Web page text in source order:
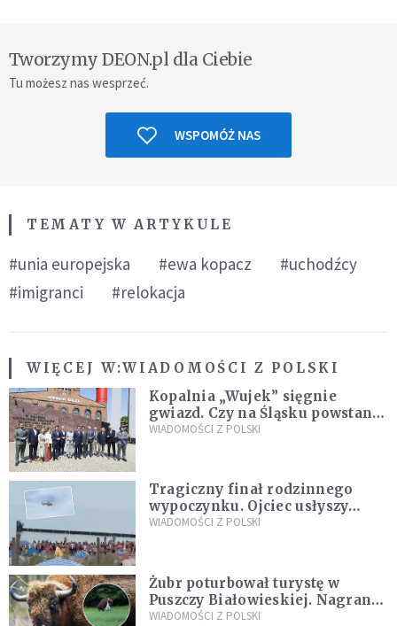
Tworzymy DEON.pl dla Ciebie
Tu możesz nas wesprzeć.
WSPOMÓŻ NAS
TEMATY W ARTYKULE
#unia europejska #ewa kopacz
#uchodźcy
#imigranci
#relokacja
WIĘCEJ W:WIADOMOŚCI Z POLSKI
Kopalnia „Wujek” sięgnie
gwiazd. Czy na Śląsku powstanie
„Dolina Krzemowa”?
WIADOMOŚCI Z POLSKI
Tragiczny finał rodzinnego
wypoczynku. Ojciec usłyszy
zarzuty
WIADOMOŚCI Z POLSKI
Żubr poturbował turystę w
Puszczy Białowieskiej. Nagranie
daje do myślenia
WIADOMOŚCI Z POLSKI